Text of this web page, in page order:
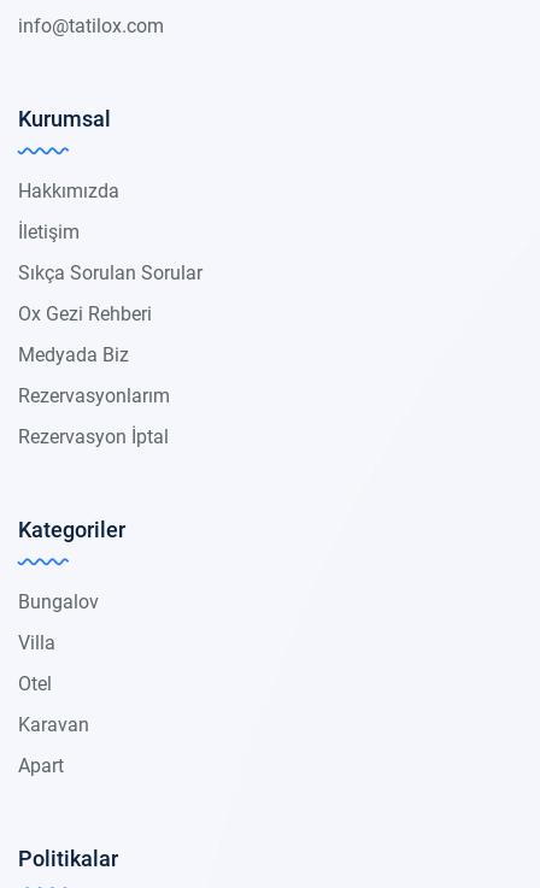
info@tatilox.com
Kurumsal
Hakkımızda
İletişim
Sıkça Sorulan Sorular
Ox Gezi Rehberi
Medyada Biz
Rezervasyonlarım
Rezervasyon İptal
Kategoriler
Bungalov
Villa
Otel
Karavan
Apart
Politikalar